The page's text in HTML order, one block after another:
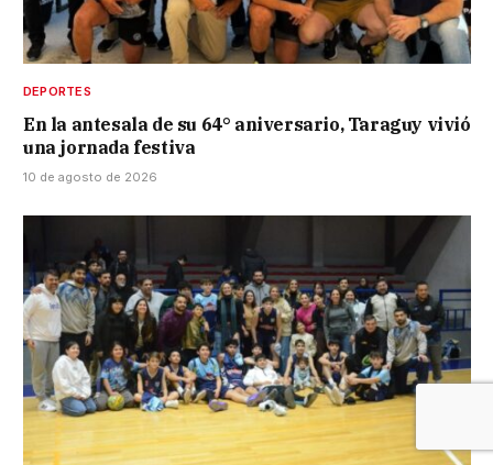
DEPORTES
En la antesala de su 64° aniversario, Taraguy vivió
una jornada festiva
10 de agosto de 2026